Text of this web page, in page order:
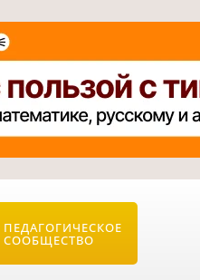
ПЕДАГОГИЧЕСКОЕ
СООБЩЕСТВО